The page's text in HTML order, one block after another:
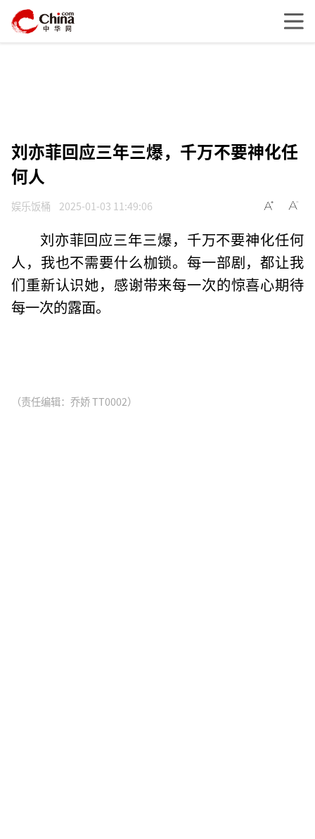
刘亦菲回应三年三爆，千万不要神化任
何人
娱乐饭桶 2025-01-03 11:49:06
刘亦菲回应三年三爆，千万不要神化任何
人，我也不需要什么枷锁。每一部剧，都让我
们重新认识她，感谢带来每一次的惊喜心期待
每一次的露面。
（责任编辑：乔娇 TT0002）